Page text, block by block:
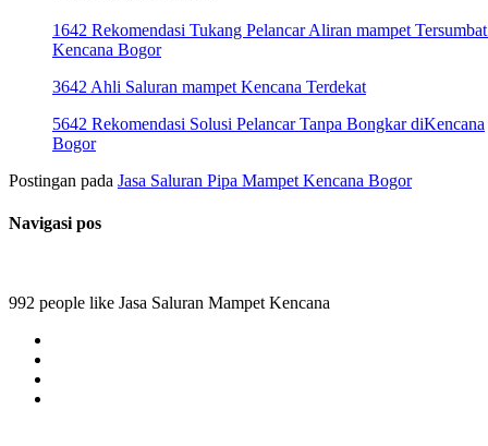
1642 Rekomendasi Tukang Pelancar Aliran mampet
Kencana Bogor
3642 Ahli Saluran mampet Kencana Terdekat
5642 Rekomendasi Solusi Pelancar Tanpa Bongkar diKencana
Bogor
Postingan pada Jasa Saluran Pipa Mampet Kencana Bogor
Navigasi pos
992 people like Jasa Saluran Mampet Kencana